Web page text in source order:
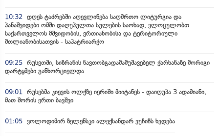
10:32 დღეს ტაძრებში აღევლინება საღმრთო ლიტურგია და
პანაშვიდები ომში დაღუპულთა სულების საოხად, ვლოცულობთ
საქართველოს მშვიდობის, ერთიანობისა და ტერიტორიული
მთლიანობისათვის - საპატრიარქო
09:25 რუსეთში, სიზრანის ნავთობგადამამუშავებელ ქარხანაზე მორიგი
დარტყმები განხორციელდა
09:01 რუსებმა კიევის ოლქზე იერიში მიიტანეს - დაიღუპა 3 ადამიანი,
მათ შორის ერთი ბავშვი
01:05 ვოლოდიმირ ზელენსკი ალექსანდარ ვუჩიჩს ხვდება